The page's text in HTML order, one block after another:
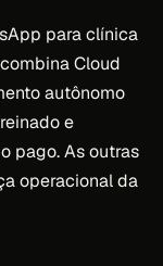
para clínica
Cloud
autônomo
e
pago. As outras
operacional da